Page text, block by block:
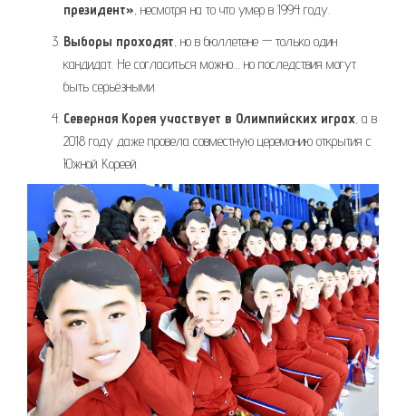
президент», несмотря на то что умер в 1994 году.
Выборы проходят, но в бюллетене — только один
кандидат. Не согласиться можно… но последствия могут
быть серьёзными.
Северная Корея участвует в Олимпийских играх, а в
2018 году даже провела совместную церемонию открытия с
Южной Кореей.